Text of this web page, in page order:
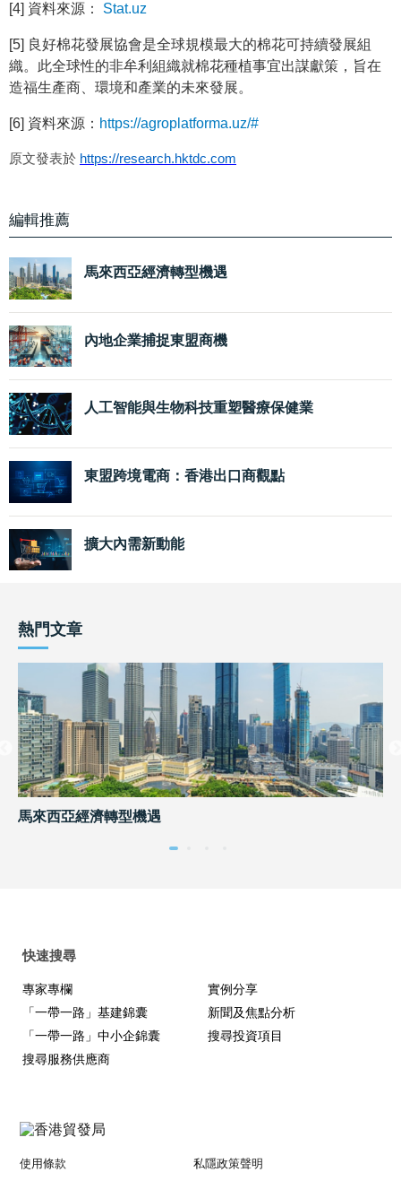
[4] 資料來源： Stat.uz
[5] 良好棉花發展協會是全球規模最大的棉花可持續發展組
織。此全球性的非牟利組織就棉花種植事宜出謀獻策，旨在
造福生產商、環境和產業的未來發展。
[6] 資料來源： https://agroplatforma.uz/#
原文發表於 https://research.hktdc.com
編輯推薦
馬來西亞經濟轉型機遇
內地企業捕捉東盟商機
人工智能與生物科技重塑醫療保健業
東盟跨境電商：香港出口商觀點
擴大內需新動能
熱門文章
馬來西亞經濟轉型機遇
快速搜尋
專家專欄
實例分享
「一帶一路」基建錦囊
新聞及焦點分析
「一帶一路」中小企錦囊
搜尋投資項目
搜尋服務供應商
使用條款 私隱政策聲明